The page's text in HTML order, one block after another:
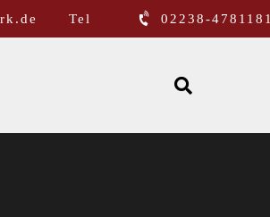
Tel 02238-4781181